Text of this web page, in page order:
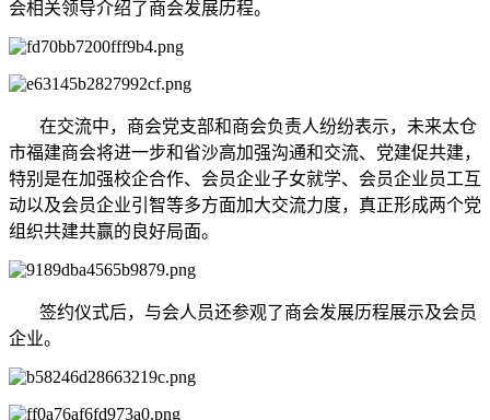
会相关领导介绍了商会发展历程。
在交流中，商会党支部和商会负责人纷纷表示，未来太仓
市福建商会将进一步和省沙高加强沟通和交流、党建促共建，
特别是在加强校企合作、会员企业子女就学、会员企业员工互
动以及会员企业引智等多方面加大交流力度，真正形成两个党
组织共建共赢的良好局面。
签约仪式后，与会人员还参观了商会发展历程展示及会员
企业。